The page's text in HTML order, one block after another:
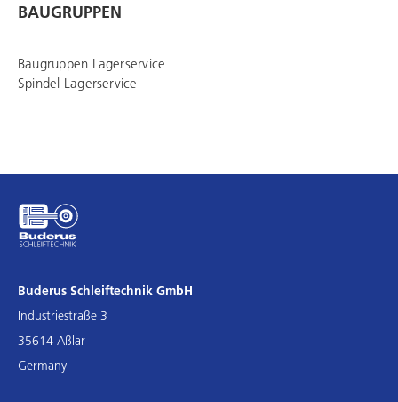
BAUGRUPPEN
Baugruppen Lagerservice
Spindel Lagerservice
Buderus Schleiftechnik GmbH
Industriestraße 3
35614 Aßlar
Germany